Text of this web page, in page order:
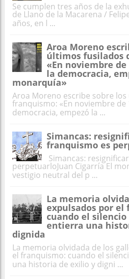
Se cumplen tres años de la
de Llano de la Macarena /
años, en l ...
Aroa Moreno
últimos fusilados
«En noviembre de
la democracia,
monarquía»
Aroa Moreno escribe sobre
franquismo: «En noviembre de
democracia, empezó la ...
Simancas:
franquismo es
Simancas:
perpetuarloJuan Cigarría El
vestigio neutral del p ...
La memoria
expulsados por el
cuando el silencio
entierra una
dignida
La memoria olvidada de los
el franquismo: cuando el
una historia de exilio y digni ...